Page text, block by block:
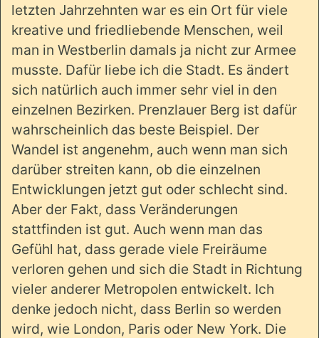
letzten Jahrzehnten war es ein Ort für viele
kreative und friedliebende Menschen, weil
man in Westberlin damals ja nicht zur Armee
musste. Dafür liebe ich die Stadt. Es ändert
sich natürlich auch immer sehr viel in den
einzelnen Bezirken. Prenzlauer Berg ist dafür
wahrscheinlich das beste Beispiel. Der
Wandel ist angenehm, auch wenn man sich
darüber streiten kann, ob die einzelnen
Entwicklungen jetzt gut oder schlecht sind.
Aber der Fakt, dass Veränderungen
stattfinden ist gut. Auch wenn man das
Gefühl hat, dass gerade viele Freiräume
verloren gehen und sich die Stadt in Richtung
vieler anderer Metropolen entwickelt. Ich
denke jedoch nicht, dass Berlin so werden
wird, wie London, Paris oder New York. Die